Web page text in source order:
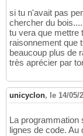
si tu n'avait pas
chercher du bois....
tu vera que mettre
raisonnement que
beaucoup plus de
très aprécier par
unicyclon, le 14/05/
La programmation
lignes de code. Au